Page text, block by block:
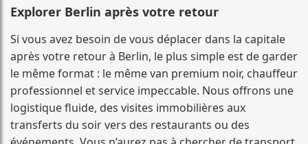
Explorer Berlin après votre retour
Si vous avez besoin de vous déplacer dans la capitale
après votre retour à Berlin, le plus simple est de garder
le même format : le même van premium noir, chauffeur
professionnel et service impeccable. Nous offrons une
logistique fluide, des visites immobilières aux
transferts du soir vers des restaurants ou des